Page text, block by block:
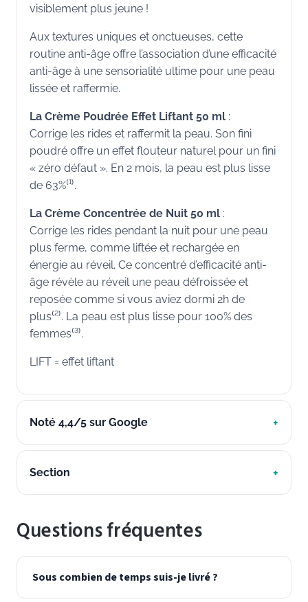
visiblement plus jeune !
Aux textures uniques et onctueuses, cette
routine anti-âge offre l’association d’une efficacité
anti-âge à une sensorialité ultime pour une peau
lissée et raffermie.
La Crème Poudrée Effet Liftant 50 ml :
Corrige les rides et raffermit la peau. Son fini
poudré offre un effet flouteur naturel pour un fini
« zéro défaut ». En 2 mois, la peau est plus lisse
de 63%⁽¹⁾.
La Crème Concentrée de Nuit 50 ml :
Corrige les rides pendant la nuit pour une peau
plus ferme, comme liftée et rechargée en
énergie au réveil. Ce concentré d’efficacité anti-
âge révèle au réveil une peau défroissée et
reposée comme si vous aviez dormi 2h de
plus⁽²⁾. La peau est plus lisse pour 100% des
femmes⁽³⁾.
LIFT = effet liftant
Noté 4,4/5 sur Google
Section
Questions fréquentes
Sous combien de temps suis-je livré ?